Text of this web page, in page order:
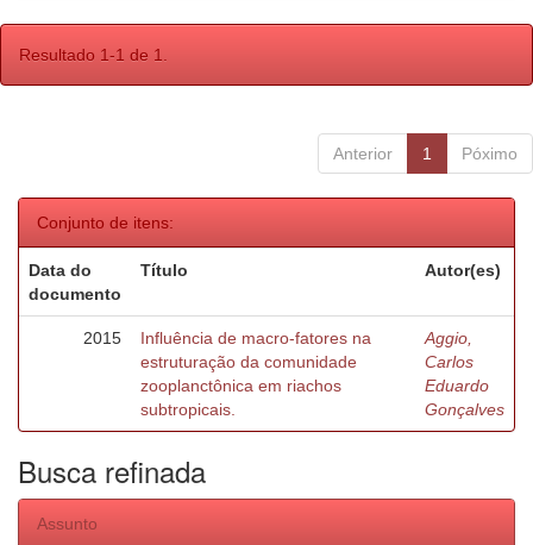
Resultado 1-1 de 1.
Anterior 1 Póximo
Conjunto de itens:
Data do
documento
Título Autor(es)
2015
Influência de macro-fatores na
estruturação da comunidade
zooplanctônica em riachos
subtropicais.
Aggio,
Carlos
Eduardo
Gonçalves
Busca refinada
Assunto